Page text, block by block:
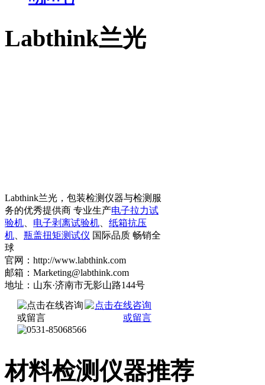
Labthink兰光
Labthink兰光，包装检测仪器与检测服
务的优秀提供商 专业生产电子拉力试
验机
电子剥离试验机
纸箱抗压
机
瓶盖扭矩测试仪 国际品质 畅销全
球
官网：http://www.labthink.com
邮箱：Marketing@labthink.com
地址：山东·济南市无影山路144号
材料检测仪器推荐